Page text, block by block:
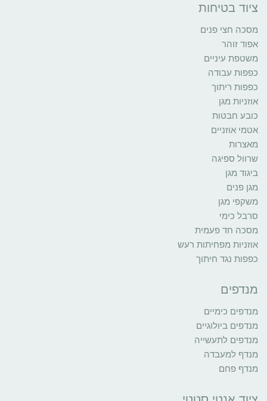
ציוד בטיחות
מסכה חצי פנים
אפוד זוהר
משטפת עיניים
כפפות עבודה
כפפות ריתוך
אוזניות מגן
כובע חבטות
אטמי אוזניים
מאצרות
שרוול ספיגה
ביגוד מגן
מגן פנים
משקפי מגן
סרבל כימי
מסכה חד פעמית
אוזניות מפחיתות רעש
כפפות נגד חיתוך
מנדפים
מנדפים כימיים
מנדפים ביולוגיים
מנדפים לתעשייה
מנדף למעבדה
מנדף פחם